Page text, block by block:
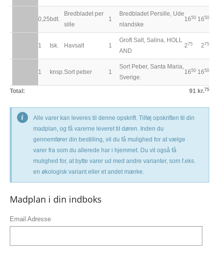
0,25 bdt.
Bredbladet per
sille
1
Bredbladet Persille, Ude
nlandske
1650 1650
1 tsk. Havsalt 1
Groft Salt, Salina, HOLL
AND
275 275
1 knsp.Sort peber 1
Sort Peber, Santa Maria,
Sverige.
1650 1650
Total: 91 kr.75
Alle varer kan leveres til denne opskrift. Tilføj opskriften til din
madplan, og få varerne leveret til døren. Inden du
gennemfører din bestilling, vil du få mulighed for at vælge
varer fra som du allerede har i hjemmet. Du vil også få
mulighed for, at bytte varer ud med andre varianter, som f.eks.
en økologisk variant eller et andet mærke.
Madplan i din indboks
Email Adresse